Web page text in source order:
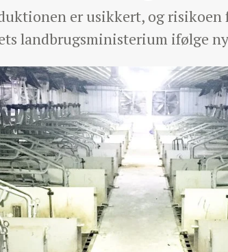
er usikkert, og risikoen
landbrugsministerium ifølge